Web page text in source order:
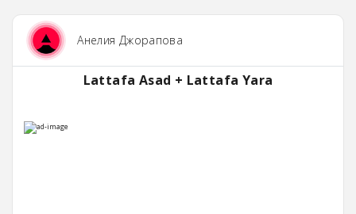
Анелия Джорапова
Lattafa Asad + Lattafa Yara